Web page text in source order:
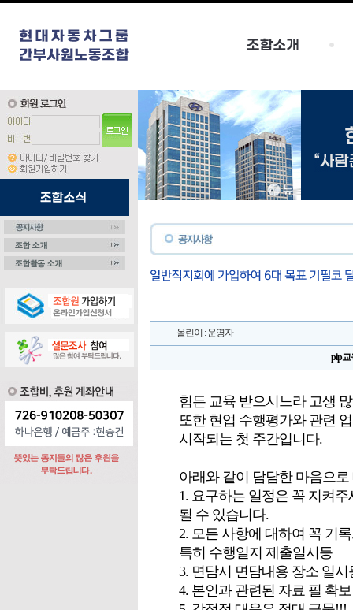
올린이 : 운영자
pip교
힘든 교육 받으시느라 고생
또한 현업 수행평가와 관련
시작되는 첫 주간입니다.
아래와 같이 담담한 마음으
1. 요구하는 일정은 꼭 지켜
될 수 있습니다.
2. 모든 사항에 대하여 꼭 기
특히 수행일지 제출일시등
3. 면담시 면담내용 장소 일시
4. 본인과 관련된 자료 필 확